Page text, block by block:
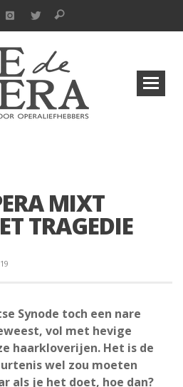
MIXT
TRAGEDIE
Synode toch een nare
vol met hevige
haarkloverijen. Het is de
wel zou moeten
als je het doet, hoe dan?